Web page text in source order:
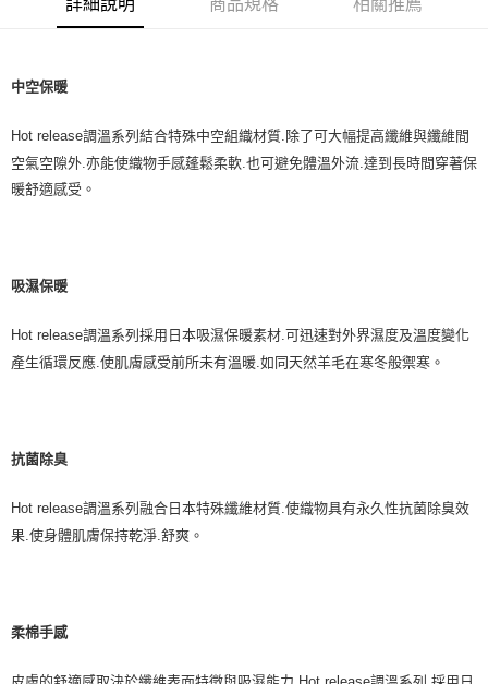
臺灣離島-金、馬、澎
詳細說明 商品規格 相關推薦
中空保暖
Hot release調溫系列結合特殊中空組織材質 除了可大幅提高纖維與纖維間
空氣空隙外 亦能使織物手感蓬鬆柔軟 也可避免體溫外流 達到長時間穿著保
暖舒適感受。
吸濕保暖
Hot release調溫系列採用日本吸濕保暖素材 可迅速對外界濕度及溫度變化
產生循環反應 使肌膚感受前所未有溫暖 如同天然羊毛在寒冬般禦寒。
抗菌除臭
Hot release調溫系列融合日本特殊纖維材質 使織物具有永久性抗菌除臭效
果 使身體肌膚保持乾淨 舒爽。
柔棉手感
皮膚的舒適感取決於纖維表面特徵與吸濕能力 .Hot release調溫系列 採用日